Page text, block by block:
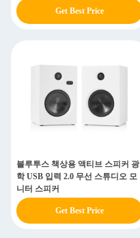
Get Best Price
블루투스 책상용 액티브 스피커 광
학 USB 입력 2.0 무선 스튜디오 모
니터 스피커
Get Best Price